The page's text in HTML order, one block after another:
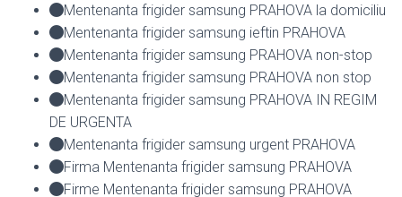
Mentenanta frigider samsung PRAHOVA la domiciliu
Mentenanta frigider samsung ieftin PRAHOVA
Mentenanta frigider samsung PRAHOVA non-stop
Mentenanta frigider samsung PRAHOVA non stop
Mentenanta frigider samsung PRAHOVA IN REGIM
DE URGENTA
Mentenanta frigider samsung urgent PRAHOVA
Firma Mentenanta frigider samsung PRAHOVA
Firme Mentenanta frigider samsung PRAHOVA